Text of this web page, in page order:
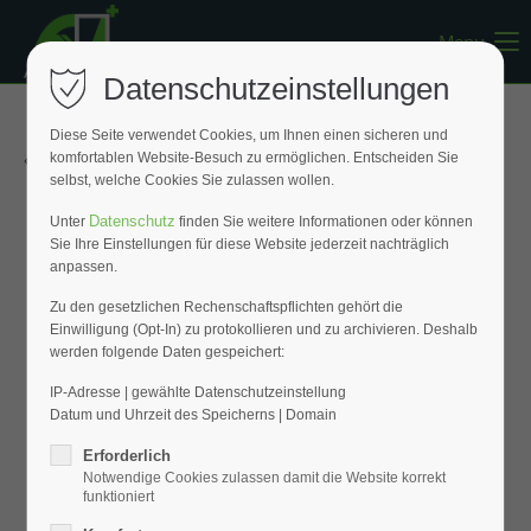
Register
Support
Lorem ipsum dolor sit amet:
24h/ 365days
Mon - Fri 8:00am - 5:00pm(GMT +1)
Get in touch
Cybersteel Inc.
Menu
« Zurück zur Übersicht
Datenschutzeinstellungen
Diese Seite verwendet Cookies, um Ihnen einen sicheren und
komfortablen Website-Besuch zu ermöglichen. Entscheiden Sie
selbst, welche Cookies Sie zulassen wollen.
Unter Datenschutz finden Sie weitere Informationen oder können
Sie Ihre Einstellungen für diese Website jederzeit nachträglich
anpassen.
Zu den gesetzlichen Rechenschaftspflichten gehört die
Einwilligung (Opt-In) zu protokollieren und zu archivieren. Deshalb
werden folgende Daten gespeichert:
IP-Adresse | gewählte Datenschutzeinstellung
Datum und Uhrzeit des Speicherns | Domain
Erforderlich
Notwendige Cookies zulassen damit die Website korrekt
funktioniert